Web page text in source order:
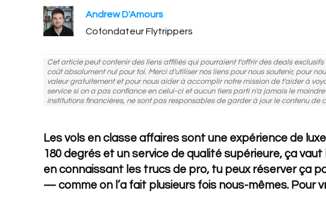
Andrew D'Amours
Cofondateur Flytrippers
Cet article peut contenir des liens affiliés qui pourraient t'offrir des deals
coût absolument nul pour toi. Merci d'utiliser nos liens pour nous soutenir, pour
valeur gratuitement et pour nous aider à accomplir notre mission de t'aider à
service si on a pas confiance en celui-ci et aucun tiers parti n'a jamais le
institutions financières, ne sont pas responsables de garder à jour le contenu de
Les vols en classe affaires sont une expérience de
180 degrés et un service de qualité supérieure, ça
en connaissant les trucs de pro, tu peux réserver ça
— comme on l’a fait plusieurs fois nous-mêmes. Pour